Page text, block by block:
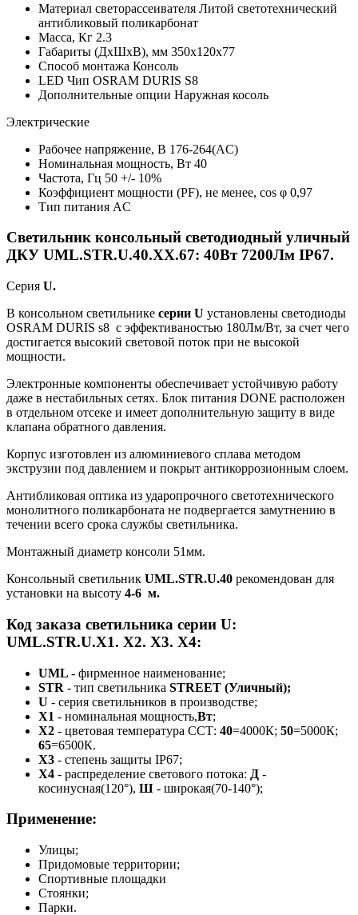
Материал светорассеивателя Литой светотехнический
антибликовый поликарбонат
Масса, Кг 2.3
Габариты (ДхШхВ), мм 350х120х77
Способ монтажа Консоль
LED Чип OSRAM DURIS S8
Дополнительные опции Наружная косоль
Электрические
Рабочее напряжение, В 176-264(AC)
Номинальная мощность, Вт 40
Частота, Гц 50 +/- 10%
Коэффициент мощности (PF), не менее, cos φ 0,97
Тип питания AC
Светильник консольный светодиодный уличный
ДКУ UML.STR.U.40.ХХ.67: 40Вт 7200Лм IP67.
Серия U.
В консольном светильнике серии U установлены светодиоды
OSRAM DURIS s8 с эффективаностью 180Лм/Вт, за счет чего
достигается высокий световой поток при не высокой
мощности.
Электронные компоненты обеспечивает устойчивую работу
даже в нестабильных сетях. Блок питания DONE расположен
в отдельном отсеке и имеет дополнительную защиту в виде
клапана обратного давления.
Корпус изготовлен из алюминиевого сплава методом
экструзии под давлением и покрыт антикоррозионным слоем.
Антибликовая оптика из ударопрочного светотехнического
монолитного поликарбоната не подвергается замутнению в
течении всего срока службы светильника.
Монтажный диаметр консоли 51мм.
Консольный светильник UML.STR.U.40 рекомендован для
установки на высоту 4-6 м.
Код заказа светильника серии U:
UML.STR.U.X1. X2. X3. Х4:
UML - фирменное наименование;
STR - тип светильника STREET (Уличный);
U - серия светильников в производстве;
X1 - номинальная мощность,Вт;
Х2 - цветовая температура ССТ: 40=4000К; 50=5000К;
65=6500К.
X3 - степень защиты IP67;
Х4 - распределение светового потока: Д -
косинусная(120°), Ш - широкая(70-140°);
Применение:
Улицы;
Придомовые территории;
Спортивные площадки
Стоянки;
Парки.